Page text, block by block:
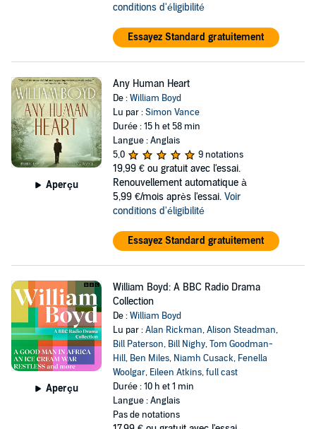
conditions d'éligibilité
Essayez Standard gratuitement
Aperçu
Any Human Heart
De :William Boyd
Lu par :Simon Vance
Durée : 15 h et 58 min
Langue : Anglais
5,0
9 notations
19,99 € ou gratuit avec l'essai.
Renouvellement automatique à
5,99 €/mois après l'essai. Voir
conditions d'éligibilité
Essayez Standard gratuitement
Aperçu
William Boyd: A BBC Radio Drama
Collection
De :William Boyd
Lu par :Alan Rickman,Alison Steadman,
Bill Paterson, Bill Nighy,Tom Goodman-
Hill, Ben Miles, Niamh Cusack, Fenella
Woolgar, Eileen Atkins,full cast
Durée : 10 h et 1 min
Langue : Anglais
Pas de notations